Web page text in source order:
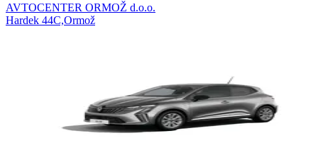
AVTOCENTER ORMOŽ d.o.o.
Hardek 44C,Ormož